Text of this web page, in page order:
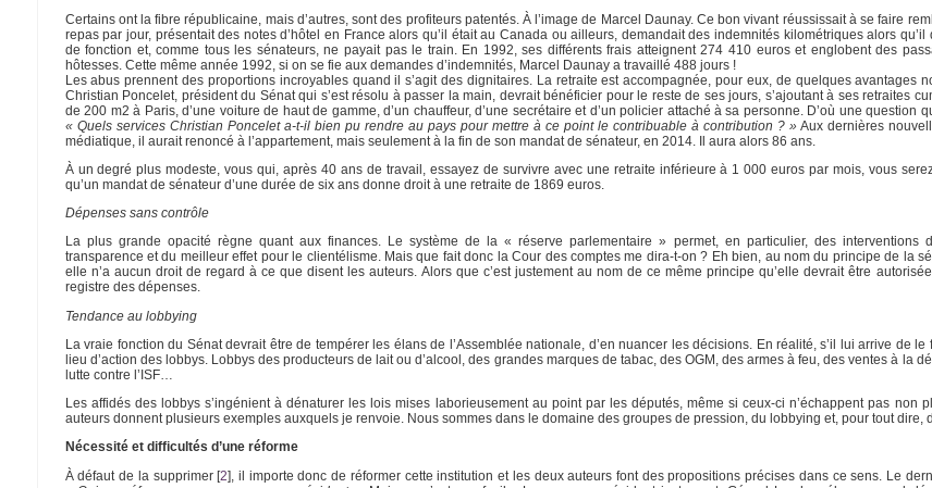
Certains ont la fibre républicaine, mais d’autres, sont des profiteurs patentés. À l’image de Marcel Daunay. Ce bon vivant réussissait à se faire
repas par jour, présentait des notes d’hôtel en France alors qu’il était au Canada ou ailleurs, demandait des indemnités kilométriques alors qu’il
de fonction et, comme tous les sénateurs, ne payait pas le train. En 1992, ses différents frais atteignent 274 410 euros et englobent des
hôtesses. Cette même année 1992, si on se fie aux demandes d’indemnités, Marcel Daunay a travaillé 488 jours !
Les abus prennent des proportions incroyables quand il s’agit des dignitaires. La retraite est accompagnée, pour eux, de quelques avantages
Christian Poncelet, président du Sénat qui s’est résolu à passer la main, devrait bénéficier pour le reste de ses jours, s’ajoutant à ses retraites
de 200 m2 à Paris, d’une voiture de haut de gamme, d’un chauffeur, d’une secrétaire et d’un policier attaché à sa personne. D’où une question
« Quels services Christian Poncelet a-t-il bien pu rendre au pays pour mettre à ce point le contribuable à contribution ? »Aux dernières
médiatique, il aurait renoncé à l’appartement, mais seulement à la fin de son mandat de sénateur, en 2014. Il aura alors 86 ans.
À un degré plus modeste, vous qui, après 40 ans de travail, essayez de survivre avec une retraite inférieure à 1 000 euros par mois, vous
qu’un mandat de sénateur d’une durée de six ans donne droit à une retraite de 1869 euros.
Dépenses sans contrôle
La plus grande opacité règne quant aux finances. Le système de la « réserve parlementaire » permet, en particulier, des interventions
transparence et du meilleur effet pour le clientélisme. Mais que fait donc la Cour des comptes me dira-t-on ? Eh bien, au nom du principe de la
elle n’a aucun droit de regard à ce que disent les auteurs. Alors que c’est justement au nom de ce même principe qu’elle devrait être
registre des dépenses.
Tendance au lobbying
La vraie fonction du Sénat devrait être de tempérer les élans de l’Assemblée nationale, d’en nuancer les décisions. En réalité, s’il lui arrive de le
lieu d’action des lobbys. Lobbys des producteurs de lait ou d’alcool, des grandes marques de tabac, des OGM, des armes à feu, des ventes à la
lutte contre l’ISF…
Les affidés des lobbys s’ingénient à dénaturer les lois mises laborieusement au point par les députés, même si ceux-ci n’échappent pas non
auteurs donnent plusieurs exemples auxquels je renvoie. Nous sommes dans le domaine des groupes de pression, du lobbying et, pour tout dire,
Nécessité et difficultés d’une réforme
À défaut de la supprimer[2] , il importe donc de réformer cette institution et les deux auteurs font des propositions précises dans ce sens. Le